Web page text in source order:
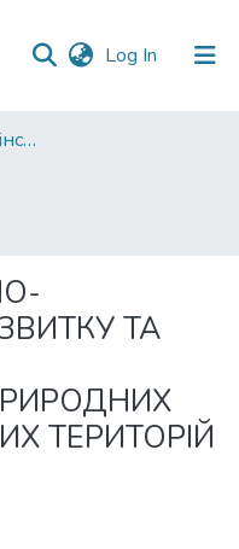
Log In (current)
Навчально-науковий інститут економіки, управління, права та інформаційних технологій
ТА
ТЕРИТОРІЙ